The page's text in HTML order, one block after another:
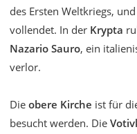
des Ersten Weltkriegs,
vollendet. In der Krypta
Nazario Sauro, ein
verlor.
Die obere Kirche ist für
besucht werden. Die